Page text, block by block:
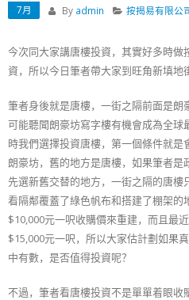
7月 By admin 按揭易有限公
今次同大家講唐樓投資，其實好多時
資，所以今日筆者帶大家到旺角新填地
筆者身後就是唐樓，一街之隔前面是
可能聽聞朗豪坊寫字樓有機會成為全球
時我們選擇投資唐樓，第一個條件就
朗豪坊，舊的地方是唐樓，如果筆者
先選新舊交替的地方，一街之隔的唐樓
看隔鄰覆蓋了綠色帆布和搭建了棚架的
$10,000元一呎收購價來重建，而且最
$15,000元一呎，所以大家估計劃如果
中有數，是否值得投資呢？
不過，筆者看唐樓投資不是單單着眼收